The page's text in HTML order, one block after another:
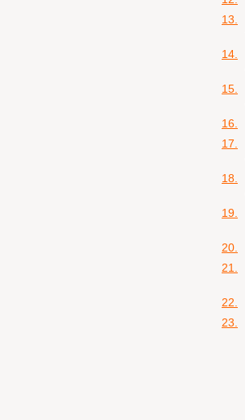
13.
14.
15.
16.
17.
18.
19.
20.
21.
22.
23.